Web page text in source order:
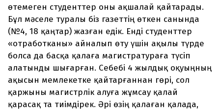
өтемеген студенттер оны ақшалай қайтарады.
Бұл мәселе туралы біз газеттің өткен санында
(№4, 18 қаңтар) жазған едік. Енді студенттер
«отработканы» айналып өту үшін ақылы түрде
болса да басқа қалаға магистратураға түсіп
алатынды шығарған. Себебі 4 жылдық оқуыңның
ақысын мемлекетке қайтарғаннан гөрі, сол
қаржыны магистрлік алуға жұмсау қалай
қарасақ та тиімдірек. Әрі өзің қалаған қалада,